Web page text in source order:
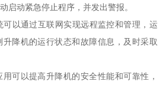
启动紧急停止程序，并发出警报。
以通过互联网实现远程监控和管理，运
降机的运行状态和故障信息，及时采取
可以提高升降机的安全性能和可靠性，